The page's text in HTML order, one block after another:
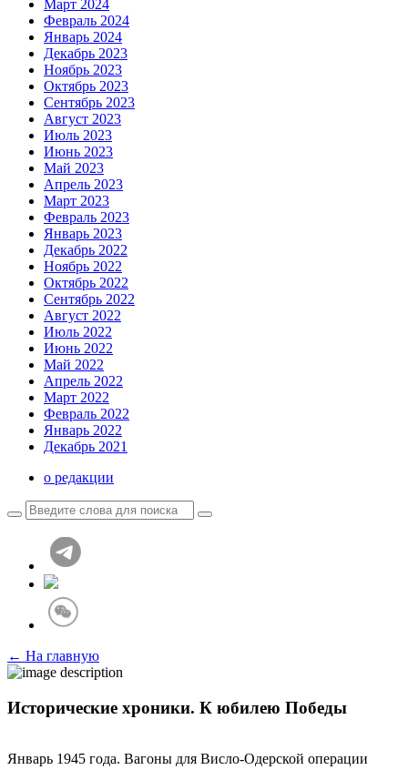
Март 2024
Февраль 2024
Январь 2024
Декабрь 2023
Ноябрь 2023
Октябрь 2023
Сентябрь 2023
Август 2023
Июль 2023
Июнь 2023
Май 2023
Апрель 2023
Март 2023
Февраль 2023
Январь 2023
Декабрь 2022
Ноябрь 2022
Октябрь 2022
Сентябрь 2022
Август 2022
Июль 2022
Июнь 2022
Май 2022
Апрель 2022
Март 2022
Февраль 2022
Январь 2022
Декабрь 2021
о редакции
← На главную
Исторические хроники. К юбилею Победы
Январь 1945 года. Вагоны для Висло-Одерской операции